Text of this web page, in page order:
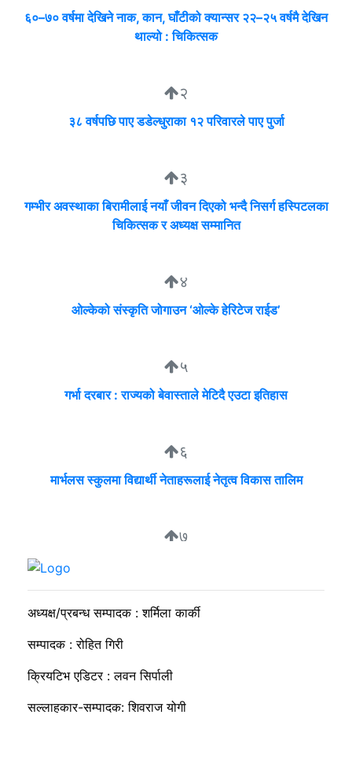
६०–७० वर्षमा देखिने नाक, कान, घाँटीको क्यान्सर २२–२५ वर्षमै देखिन
थाल्यो : चिकित्सक
२
३८ वर्षपछि पाए डडेल्धुराका १२ परिवारले पाए पुर्जा
३
गम्भीर अवस्थाका बिरामीलाई नयाँ जीवन दिएको भन्दै निसर्ग हस्पिटलका
चिकित्सक र अध्यक्ष सम्मानित
४
ओल्केको संस्कृति जोगाउन ‘ओल्के हेरिटेज राईड’
५
गर्भा दरबार : राज्यको बेवास्ताले मेटिदै एउटा इतिहास
६
मार्भलस स्कुलमा विद्यार्थी नेताहरूलाई नेतृत्व विकास तालिम
७
सुदीप्ता क्यान्सर सर्भाइभर र्याम्प शो : जीवनले मृत्युलाई जितेको उत्सव
अध्यक्ष/प्रबन्ध सम्पादक : शर्मिला कार्की
सम्पादक : रोहित गिरी
क्रियटिभ एडिटर : लवन सिर्पाली
सल्लाहकार-सम्पादक: शिवराज योगी